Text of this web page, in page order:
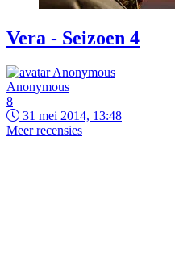
Vera - Seizoen 4
Anonymous
8
31 mei 2014, 13:48
Meer recensies